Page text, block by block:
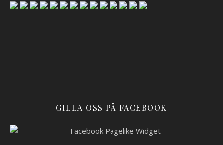
GILLA OSS PÅ FACEBOOK